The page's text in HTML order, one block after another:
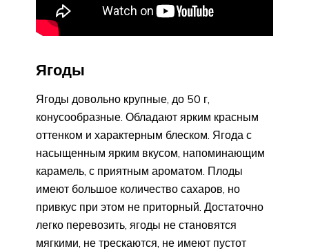
Ягоды
Ягоды довольно крупные, до 50 г,
конусообразные. Обладают ярким красным
оттенком и характерным блеском. Ягода с
насыщенным ярким вкусом, напоминающим
карамель, с приятным ароматом. Плоды
имеют большое количество сахаров, но
привкус при этом не приторный. Достаточно
легко перевозить, ягоды не становятся
мягкими, не трескаются, не имеют пустот